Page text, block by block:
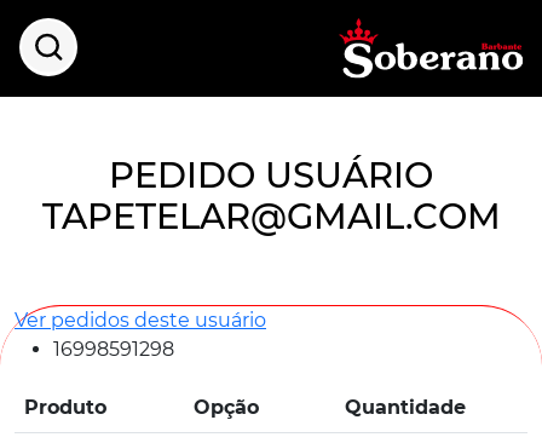
PEDIDO USUÁRIO
TAPETELAR@GMAIL.COM
Ver pedidos deste usuário
16998591298
Produto Opção Quantidade